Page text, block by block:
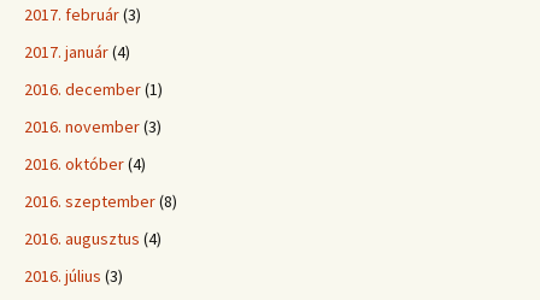
2017. február(3)
2017. január(4)
2016. december(1)
2016. november(3)
2016. október(4)
2016. szeptember(8)
2016. augusztus (4)
2016. július (3)